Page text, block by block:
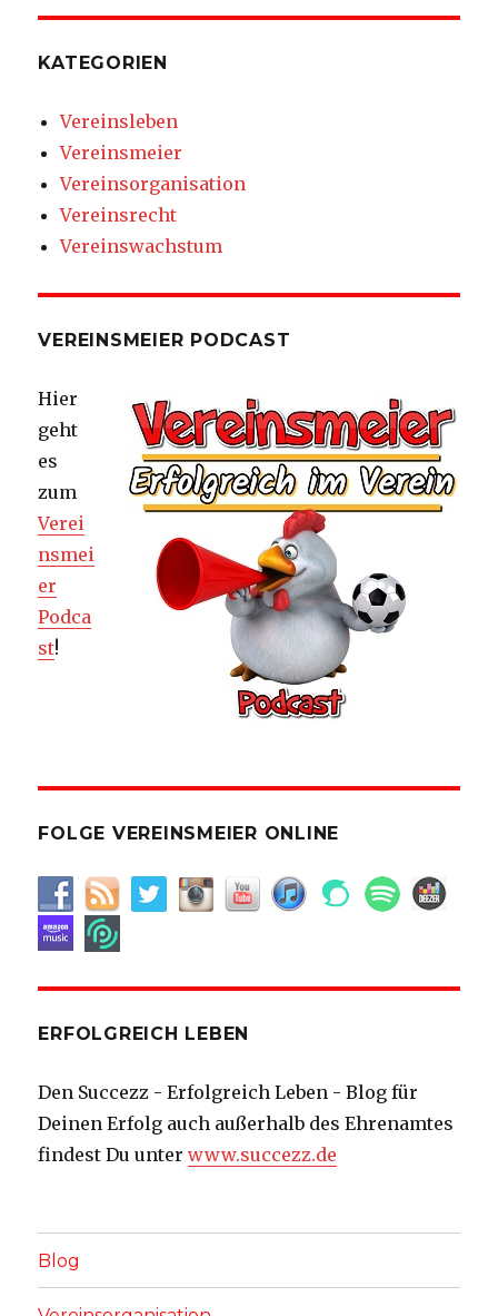
KATEGORIEN
Vereinsleben
Vereinsmeier
Vereinsorganisation
Vereinsrecht
Vereinswachstum
VEREINSMEIER PODCAST
Hier
geht
es
zum
Verei
nsmei
er
Podca
st!
FOLGE VEREINSMEIER ONLINE
ERFOLGREICH LEBEN
Den Succezz - Erfolgreich Leben - Blog für
Deinen Erfolg auch außerhalb des Ehrenamtes
findest Du unterwww.succezz.de
Blog